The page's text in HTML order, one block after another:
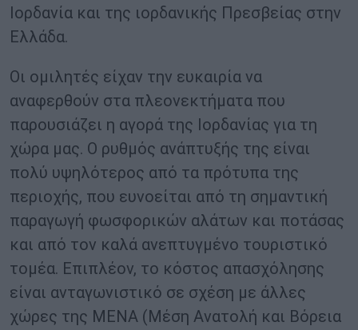
Ιορδανία και της ιορδανικής Πρεσβείας στην
Ελλάδα.
Οι ομιλητές είχαν την ευκαιρία να
αναφερθούν στα πλεονεκτήματα που
παρουσιάζει η αγορά της Ιορδανίας για τη
χώρα μας. Ο ρυθμός ανάπτυξής της είναι
πολύ υψηλότερος από τα πρότυπα της
περιοχής, που ευνοείται από τη σημαντική
παραγωγή φωσφορικών αλάτων και ποτάσας
και από τον καλά ανεπτυγμένο τουριστικό
τομέα. Επιπλέον, το κόστος απασχόλησης
είναι ανταγωνιστικό σε σχέση με άλλες
χώρες της ΜΕΝΑ (Μέση Ανατολή και Βόρεια